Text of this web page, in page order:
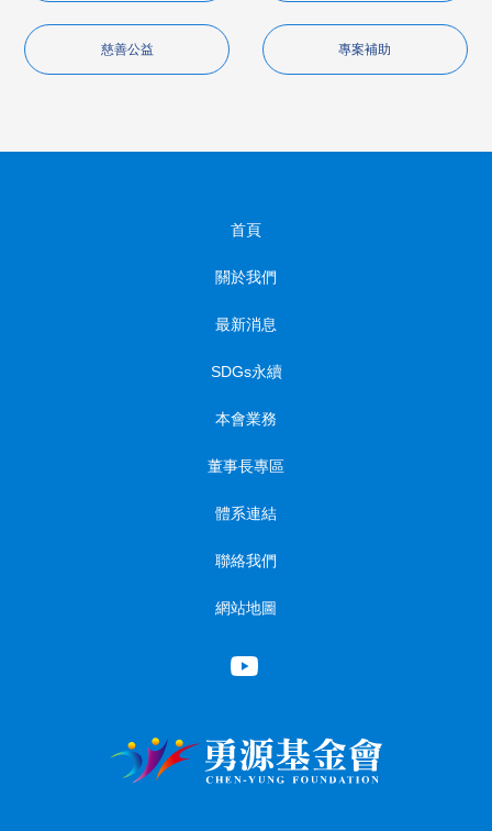
慈善公益 專案補助
首頁
關於我們
最新消息
SDGs永續
本會業務
董事長專區
體系連結
聯絡我們
網站地圖